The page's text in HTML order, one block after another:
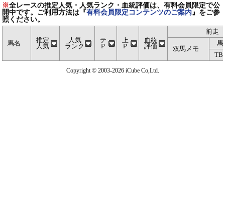
※全レースの推定人気・人気ランク・血統評価は、有料会員限定で公
開中です。ご利用方法は『有料会員限定コンテンツのご案内 』をご参
照ください。
馬名
推定
人気
人気
ランク
テ
Ｐ
上
Ｐ
血統
評価
前走
双馬メモ
馬
TB
Copyright © 2003-2026 iCube Co,Ltd.